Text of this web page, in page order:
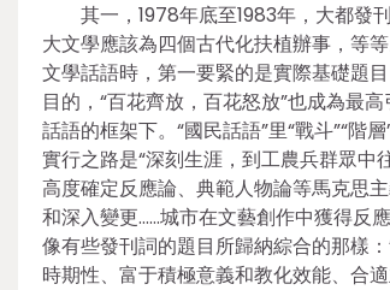
其一，1978年底至1983年，大都發
大文學應該為四個古代化扶植辦事，等
文學話語時，第一要緊的是實際基礎題
目的，“百花齊放，百花怒放”也成為最
話語的框架下。“國民話語”里“戰斗”“階
實行之路是“深刻生涯，到工農兵群眾
高度確定反應論、典範人物論等馬克思
和深入變更……城市在文藝創作中獲得反
像有些發刊詞的題目所歸納綜合的那樣
時期性、富于積極意義和教化效能、合